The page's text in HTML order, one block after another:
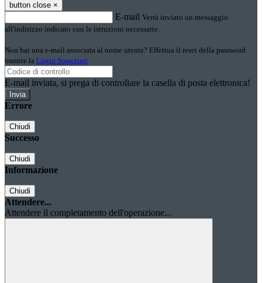
button close ×
E-mail Verrà inviato un messaggio
all'indirizzo indicato con le istruzioni necessarie.
Non hai una e-mail associata al nome utente? Effettua il reset della password
tramite la Login Spaggiari
E-mail inviata, si prega di controllare la casella di posta elettronica!
Errore
Chiudi
Successo
Chiudi
Informazione
Chiudi
Attendere...
Attendere il completamento dell'operazione...